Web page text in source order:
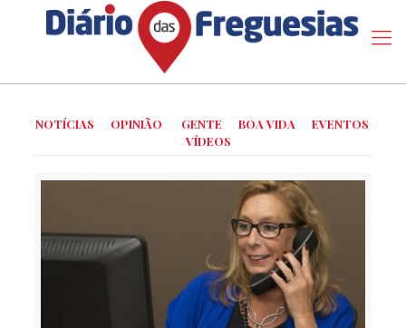
NOTÍCIAS OPINIÃO GENTE BOA VIDA
EVENTOS
VÍDEOS